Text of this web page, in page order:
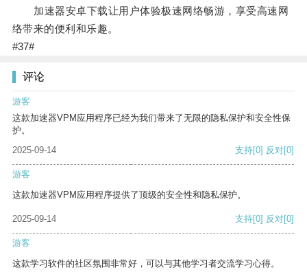
加速器安卓下载让用户体验极速网络畅游，享受高速网
络带来的便利和乐趣。
#37#
评论
游客
这款加速器VPM应用程序已经为我们带来了无限的隐私保护和安全性保
护。
2025-09-14
支持[0] 反对[0]
游客
这款加速器VPM应用程序提供了顶级的安全性和隐私保护。
2025-09-14 支持[0] 反对[0]
游客
这款学习软件的社区氛围非常好，可以与其他学习者交流学习心得。